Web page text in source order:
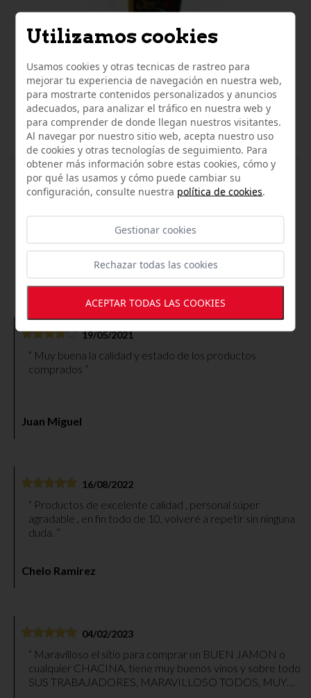
ACEITES Y VINAGRES
Aceite de oliva German Baena 250 mililitros
6,35 €
LO QUE OPINAN NUESTROS
19/05/2021
comprados
Juan Miguel
16/08/2022
agradable , en fin todo de 10, volveré a repetir sin ninguna
duda.
Chelo Ramirez
04/02/2023
cualquier CHACINA, tiene muy buenos vinos y sobre todo
SUS TRABAJADORES, MARAVILLOSO TODOS, MUY
Utilizamos cookies
Usamos cookies y otras tecnicas de rastreo para
mejorar tu experiencia de navegación en nuestra web,
para mostrarte contenidos personalizados y anuncios
adecuados, para analizar el tráfico en nuestra web y
para comprender de donde llegan nuestros visitantes.
Al navegar por nuestro sitio web, acepta nuestro uso
de cookies y otras tecnologías de seguimiento. Para
obtener más información sobre estas cookies, cómo y
por qué las usamos y cómo puede cambiar su
configuración, consulte nuestra política de cookies.
Gestionar cookies
Rechazar todas las cookies
ACEPTAR TODAS LAS COOKIES